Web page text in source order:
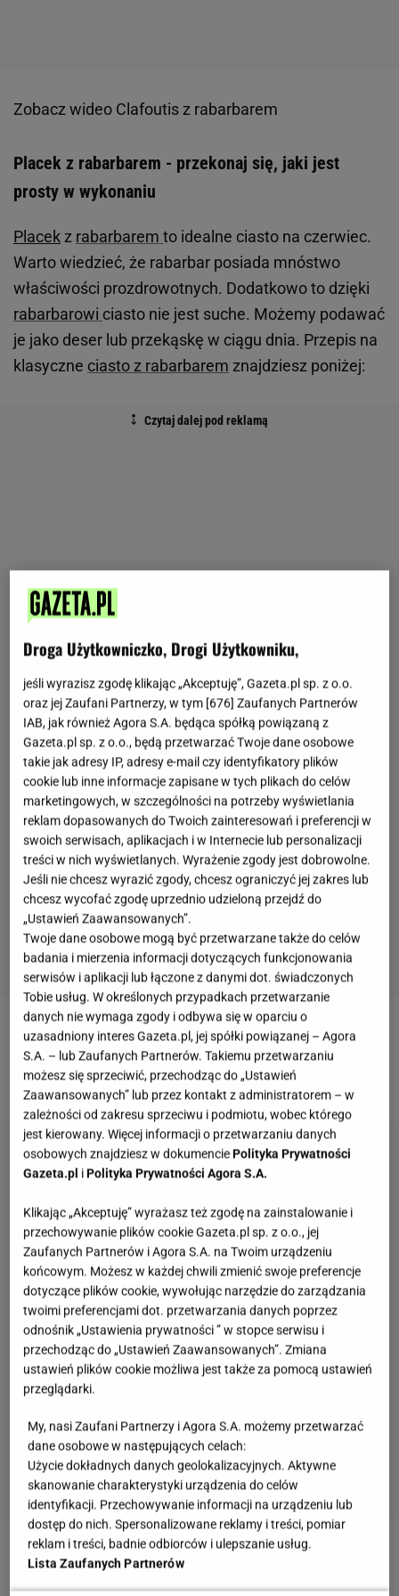
Zobacz wideo Clafoutis z rabarbarem
Placek z rabarbarem - przekonaj się, jaki jest
prosty w wykonaniu
Placek z rabarbarem to idealne ciasto na czerwiec.
Warto wiedzieć, że rabarbar posiada mnóstwo
właściwości prozdrowotnych. Dodatkowo to dzięki
rabarbarowi ciasto nie jest suche. Możemy podawać
je jako deser lub przekąskę w ciągu dnia. Przepis na
klasyczne ciasto z rabarbarem znajdziesz poniżej:
Przepis na ciasto biszkoptowe z rabarbarem:
Składniki:
4 duże jaja
Droga Użytkowniczko, Drogi Użytkowniku,
jeśli wyrazisz zgodę klikając „Akceptuję”, Gazeta.pl sp. z o.o.
oraz jej Zaufani Partnerzy, w tym [676] Zaufanych Partnerów
IAB, jak również Agora S.A. będąca spółką powiązaną z
Gazeta.pl sp. z o.o., będą przetwarzać Twoje dane osobowe
takie jak adresy IP, adresy e-mail czy identyfikatory plików
cookie lub inne informacje zapisane w tych plikach do celów
marketingowych, w szczególności na potrzeby wyświetlania
reklam dopasowanych do Twoich zainteresowań i preferencji w
swoich serwisach, aplikacjach i w Internecie lub personalizacji
treści w nich wyświetlanych. Wyrażenie zgody jest dobrowolne.
Jeśli nie chcesz wyrazić zgody, chcesz ograniczyć jej zakres lub
chcesz wycofać zgodę uprzednio udzieloną przejdź do
„Ustawień Zaawansowanych”.
Twoje dane osobowe mogą być przetwarzane także do celów
badania i mierzenia informacji dotyczących funkcjonowania
serwisów i aplikacji lub łączone z danymi dot. świadczonych
Tobie usług. W określonych przypadkach przetwarzanie
danych nie wymaga zgody i odbywa się w oparciu o
uzasadniony interes Gazeta.pl, jej spółki powiązanej – Agora
S.A. – lub Zaufanych Partnerów. Takiemu przetwarzaniu
możesz się sprzeciwić, przechodząc do „Ustawień
Zaawansowanych” lub przez kontakt z administratorem – w
zależności od zakresu sprzeciwu i podmiotu, wobec którego
jest kierowany. Więcej informacji o przetwarzaniu danych
osobowych znajdziesz w dokumencie Polityka Prywatności
Gazeta.pl i Polityka Prywatności Agora S.A.
Klikając „Akceptuję” wyrażasz też zgodę na zainstalowanie i
przechowywanie plików cookie Gazeta.pl sp. z o.o., jej
Zaufanych Partnerów i Agora S.A. na Twoim urządzeniu
końcowym. Możesz w każdej chwili zmienić swoje preferencje
dotyczące plików cookie, wywołując narzędzie do zarządzania
twoimi preferencjami dot. przetwarzania danych poprzez
odnośnik „Ustawienia prywatności ” w stopce serwisu i
przechodząc do „Ustawień Zaawansowanych”. Zmiana
ustawień plików cookie możliwa jest także za pomocą ustawień
przeglądarki.
My, nasi Zaufani Partnerzy i Agora S.A. możemy przetwarzać
dane osobowe w następujących celach:
Użycie dokładnych danych geolokalizacyjnych. Aktywne
skanowanie charakterystyki urządzenia do celów
identyfikacji. Przechowywanie informacji na urządzeniu lub
dostęp do nich. Spersonalizowane reklamy i treści, pomiar
reklam i treści, badnie odbiorców i ulepszanie usług.
Lista Zaufanych Partnerów